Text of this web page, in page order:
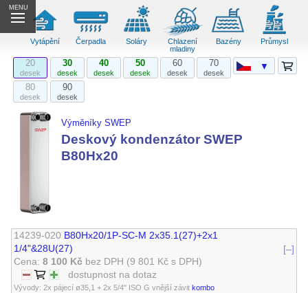
MENU
Vytápění Čerpadla Soláry
Chlazení
mladiny
Bazény Průmysl
20
desek
30
desek
40
desek
50
desek
60
desek
70
desek
80
desek
90
desek
Výměníky SWEP
Deskový kondenzátor SWEP
B80Hx20
14239-020 B80Hx20/1P-SC-M 2x35.1(27)+2x1
1/4"&28U(27)
[–]
Cena:8 100 Kč bez DPH (9 801 Kč s DPH)
dostupnost na dotaz
Vývody: 2x pájecí ø35,1 + 2x 5/4" ISO G vnější závit kombo
▼